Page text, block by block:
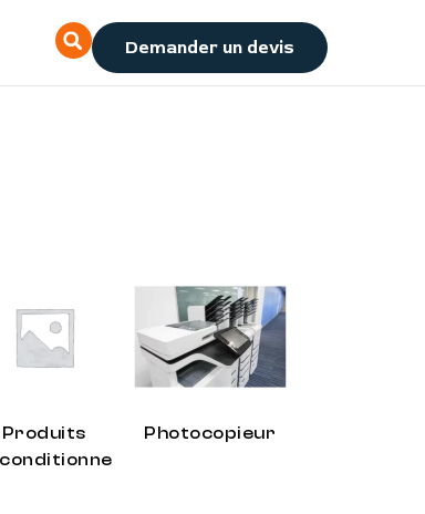
Demander un devis
Produits
Photocopieur